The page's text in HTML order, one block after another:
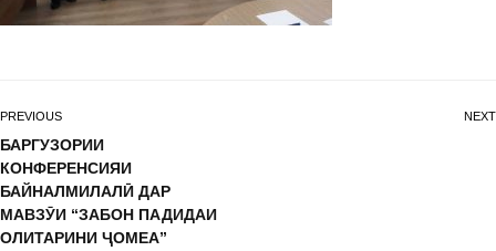
PREVIOUS
БАРГУЗОРИИ
КОНФЕРЕНСИЯИ
БАЙНАЛМИЛАЛӢ ДАР
МАВЗӮИ “ЗАБОН ПАДИДАИ
ОЛИТАРИНИ ҶОМЕА”
NEXT